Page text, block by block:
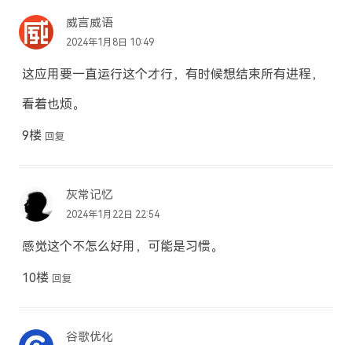
威言威语
2024年1月8日 10:49
这应用要一直运行这个才行，有时候想结束所有进程，
看着也烦。
9楼 回复
灰常记忆
2024年1月22日 22:54
感觉这个不怎么好用，可能是习惯。
10楼 回复
谷歌优化